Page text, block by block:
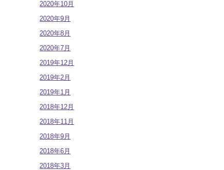
2020年10月
2020年9月
2020年8月
2020年7月
2019年12月
2019年2月
2019年1月
2018年12月
2018年11月
2018年9月
2018年6月
2018年3月